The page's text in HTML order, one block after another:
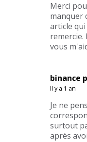
Merci
manquer
article
remercie.
vous
binance
Il y a 1 an
Je ne
surtout
après